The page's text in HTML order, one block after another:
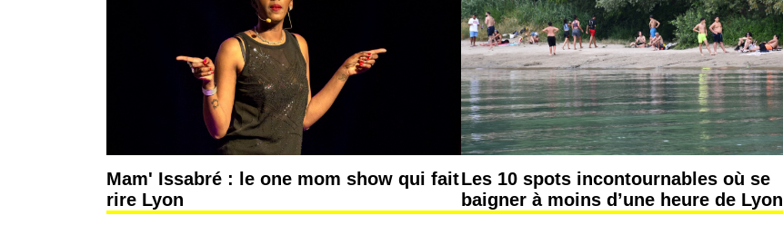
Mam' Issabré : le one mom show qui fait
rire Lyon
Les 10 spots incontournables où se
baigner à moins d’une heure de Lyon